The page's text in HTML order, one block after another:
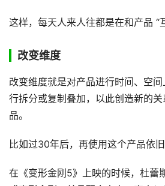
这样，每天人来人往都是在和产品 “
改变维度
改变维度就是对产品进行时间、空
行拆分或复制叠加，以此创造新的
品。
比如过30年后，再使用这个产品依旧
在《变形金刚5》上映的时候，杜蕾